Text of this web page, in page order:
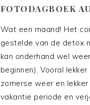
FOTODAGBOEK
Wat een maand! Het
gestelde van de detox
kan onderhand wel
beginnen). Vooral
zomerse weer en
vakantie periode en